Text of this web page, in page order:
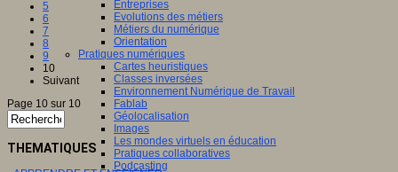
Entreprises
Evolutions des métiers
Métiers du numérique
Orientation
Pratiques numériques
Cartes heuristiques
Classes inversées
Environnement Numérique de Travail
Fablab
Géolocalisation
Images
Les mondes virtuels en éducation
Pratiques collaboratives
Podcasting
5
6
7
8
9
10
Suivant
Page 10 sur 10
THEMATIQUES